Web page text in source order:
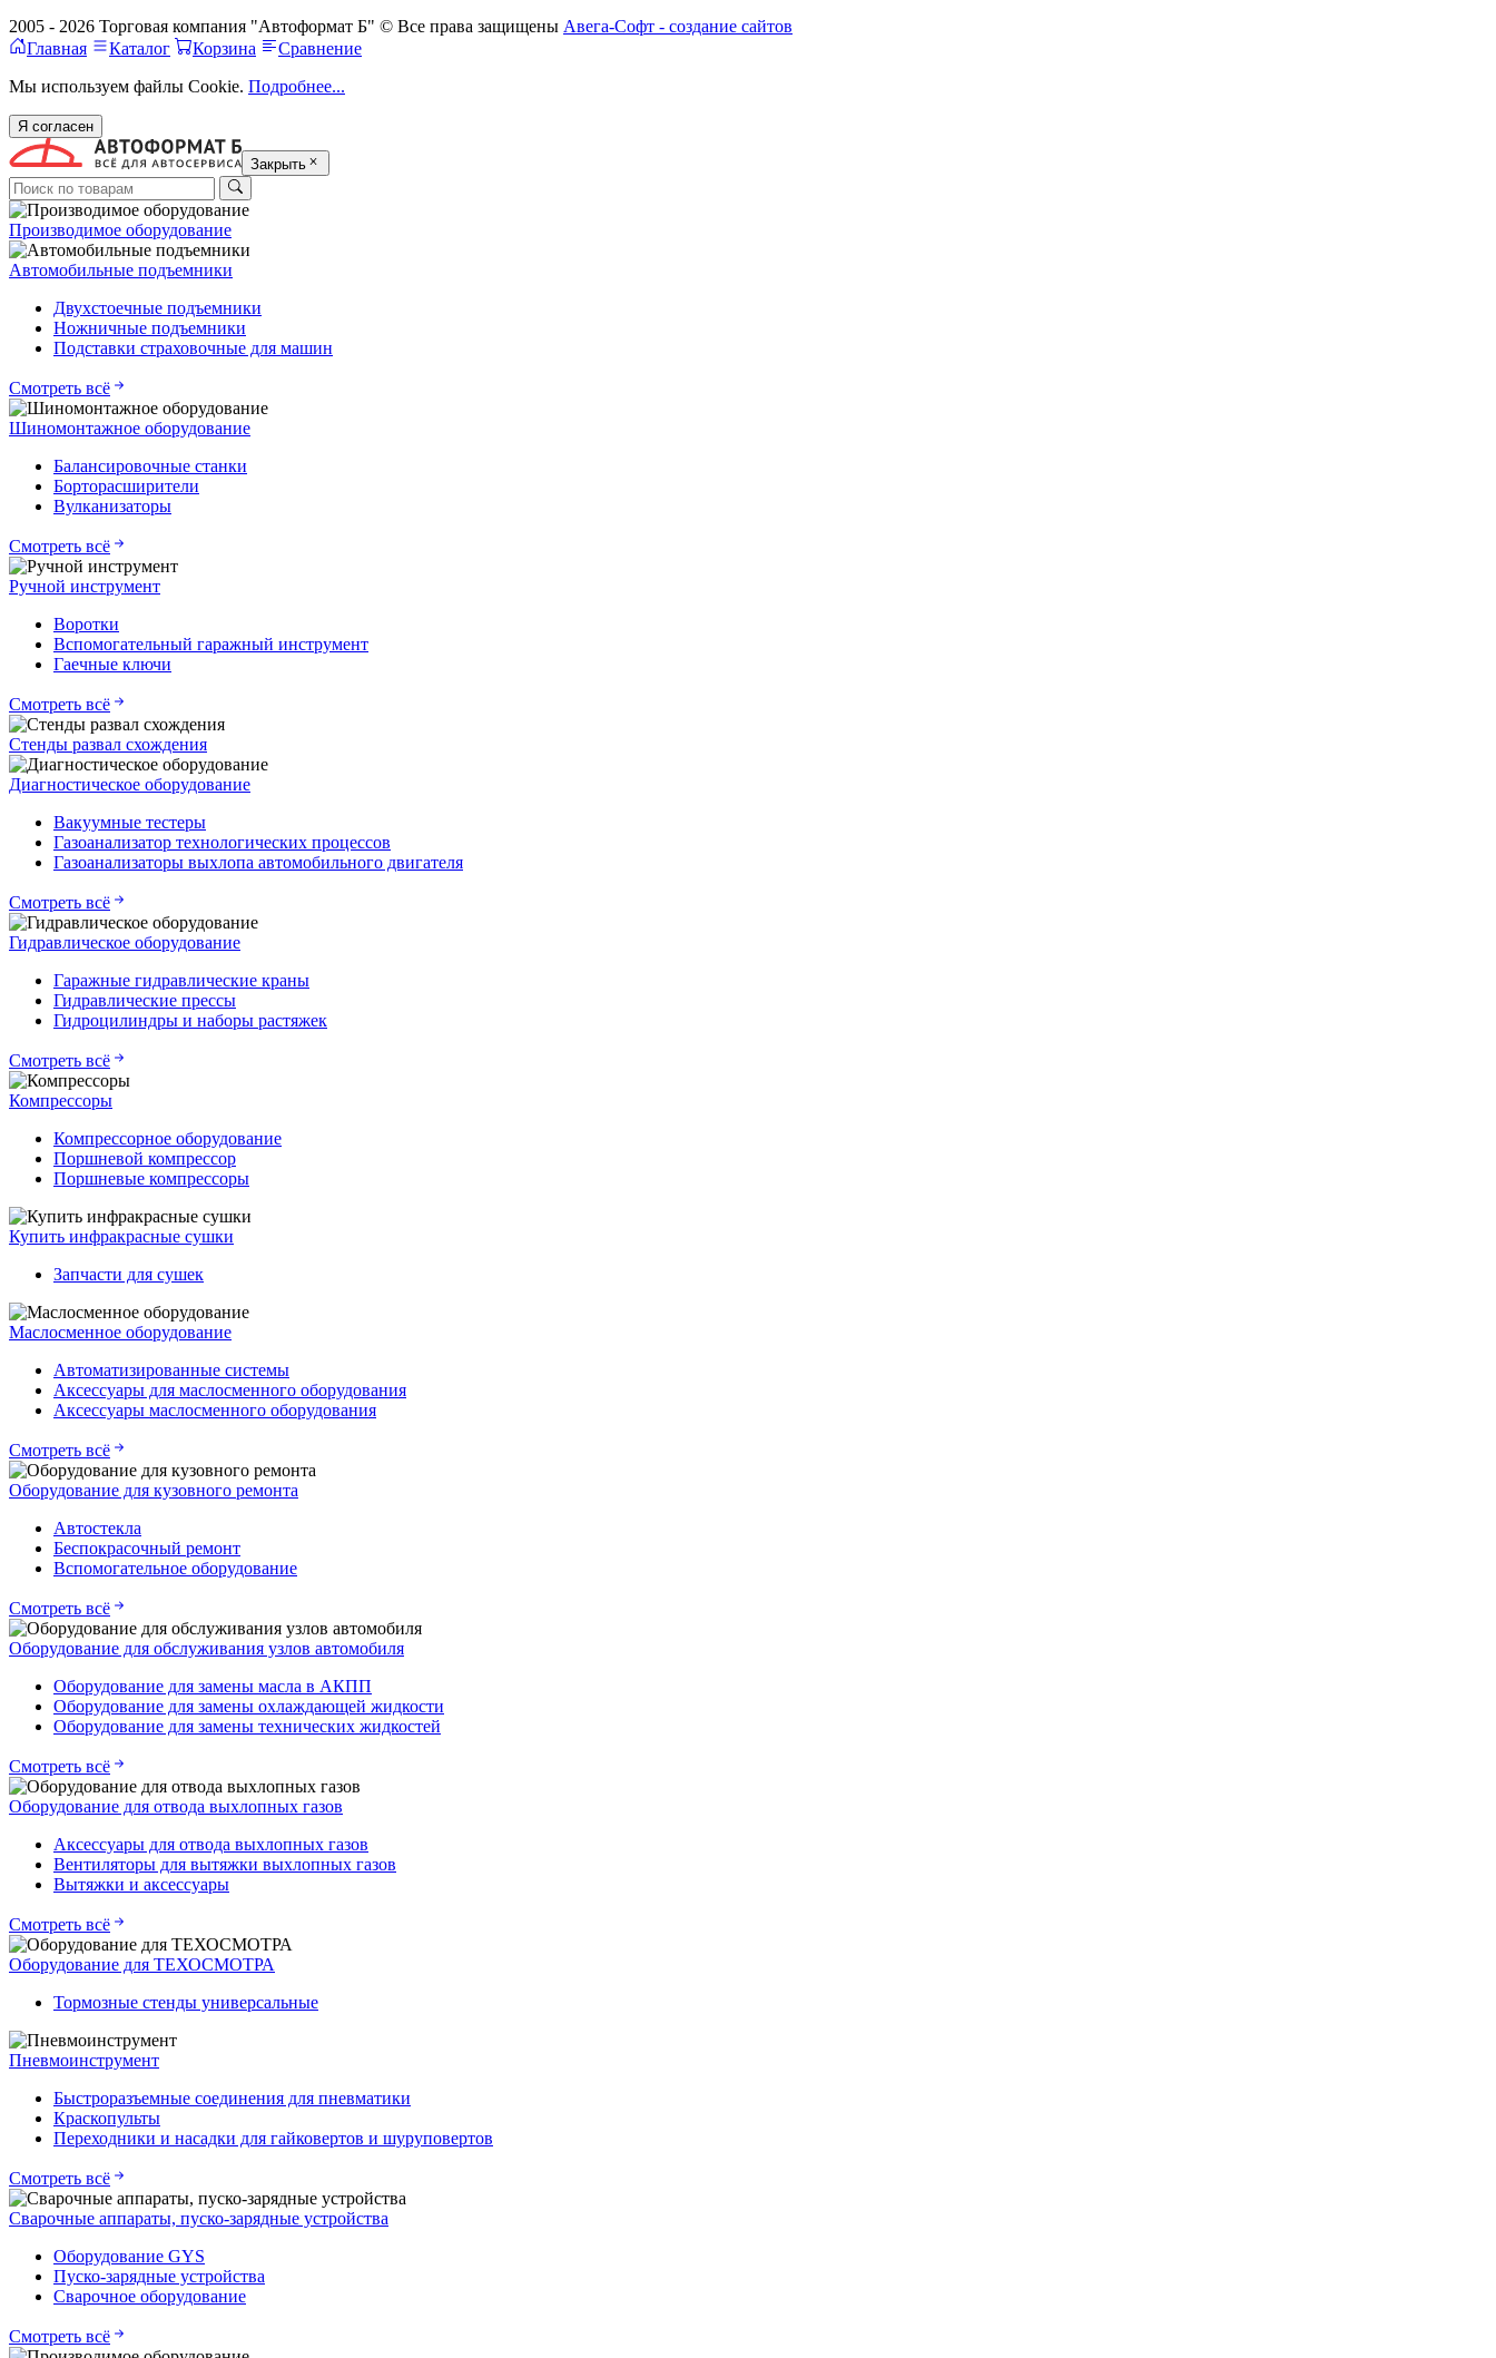
2005 - 2026 Торговая компания "Автоформат Б" © Все права защищены Авега-Софт - создание сайтов
Главная
Каталог Корзина
Сравнение
Мы используем файлы Cookie. Подробнее...
Я согласен
Закрыть
Производимое оборудование
Автомобильные подъемники
Двухстоечные подъемники
Ножничные подъемники
Подставки страховочные для машин
Смотреть всё
Шиномонтажное оборудование
Балансировочные станки
Борторасширители
Вулканизаторы
Смотреть всё
Ручной инструмент
Воротки
Вспомогательный гаражный инструмент
Гаечные ключи
Смотреть всё
Стенды развал схождения
Диагностическое оборудование
Вакуумные тестеры
Газоанализатор технологических процессов
Газоанализаторы выхлопа автомобильного двигателя
Смотреть всё
Гидравлическое оборудование
Гаражные гидравлические краны
Гидравлические прессы
Гидроцилиндры и наборы растяжек
Смотреть всё
Компрессоры
Компрессорное оборудование
Поршневой компрессор
Поршневые компрессоры
Купить инфракрасные сушки
Запчасти для сушек
Маслосменное оборудование
Автоматизированные системы
Аксессуары для маслосменного оборудования
Аксессуары маслосменного оборудования
Смотреть всё
Оборудование для кузовного ремонта
Автостекла
Беспокрасочный ремонт
Вспомогательное оборудование
Смотреть всё
Оборудование для обслуживания узлов автомобиля
Оборудование для замены масла в АКПП
Оборудование для замены охлаждающей жидкости
Оборудование для замены технических жидкостей
Смотреть всё
Оборудование для отвода выхлопных газов
Аксессуары для отвода выхлопных газов
Вентиляторы для вытяжки выхлопных газов
Вытяжки и аксессуары
Смотреть всё
Оборудование для ТЕХОСМОТРА
Тормозные стенды универсальные
Пневмоинструмент
Быстроразъемные соединения для пневматики
Краскопульты
Переходники и насадки для гайковертов и шуруповертов
Смотреть всё
Сварочные аппараты, пуско-зарядные устройства
Оборудование GYS
Пуско-зарядные устройства
Сварочное оборудование
Смотреть всё